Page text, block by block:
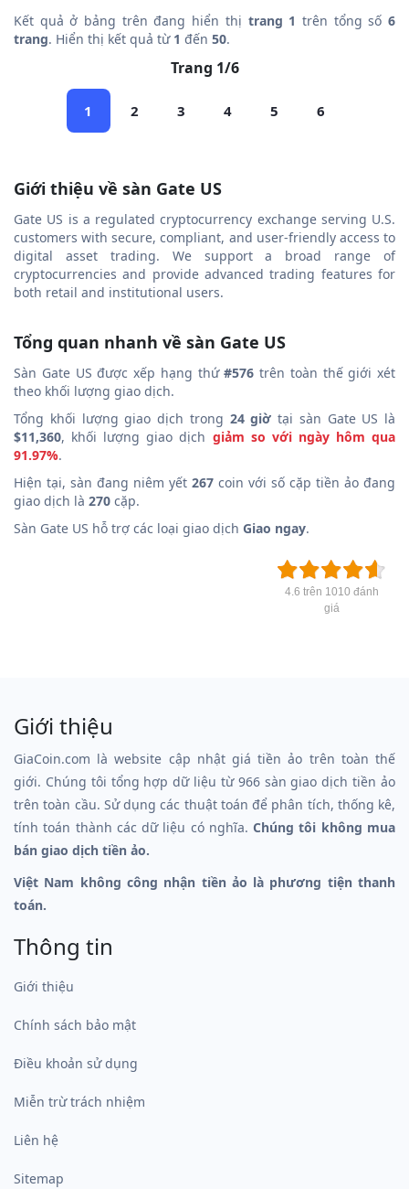
Kết quả ở bảng trên đang hiển thị trang 1 trên tổng số6
trang. Hiển thị kết quả từ 1 đến 50.
Trang 1/6
1 2 3 4 5 6
Giới thiệu về sàn Gate US
Gate US is a regulated cryptocurrency exchange serving U.S.
customers with secure, compliant, and user-friendly access to
digital asset trading. We support a broad range of
cryptocurrencies and provide advanced trading features for
both retail and institutional users.
Tổng quan nhanh về sàn Gate US
Sàn Gate US được xếp hạng thứ#576 trên toàn thế giới xét
theo khối lượng giao dịch.
Tổng khối lượng giao dịch trong 24 giờ tại sàn Gate US là
$11,360, khối lượng giao dịch giảm so với ngày hôm qua
91.97%.
Hiện tại, sàn đang niêm yết 267 coin với số cặp tiền ảo đang
giao dịch là 270 cặp.
Sàn Gate US hỗ trợ các loại giao dịch Giao ngay.
4.6 trên 1010 đánh
giá
Giới thiệu
GiaCoin.com là website cập nhật giá tiền ảo trên toàn thế
giới. Chúng tôi tổng hợp dữ liệu từ 966 sàn giao dịch tiền ảo
trên toàn cầu. Sử dụng các thuật toán để phân tích, thống kê,
tính toán thành các dữ liệu có nghĩa.Chúng tôi không mua
bán giao dịch tiền ảo.
Việt Nam không công nhận tiền ảo là phương tiện thanh
toán.
Thông tin
Giới thiệu
Chính sách bảo mật
Điều khoản sử dụng
Miễn trừ trách nhiệm
Liên hệ
Sitemap